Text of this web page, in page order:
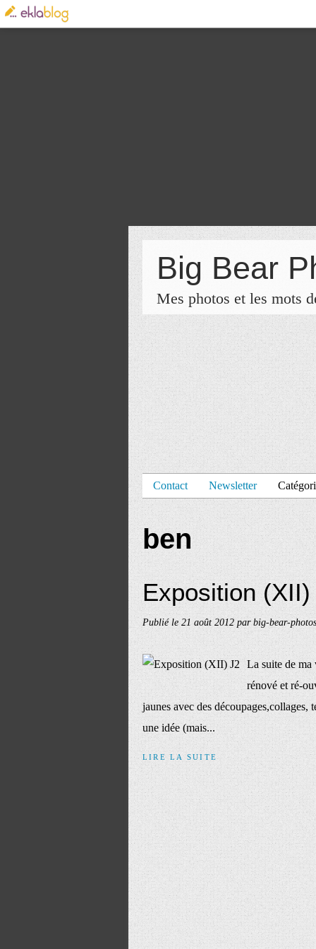
Big Bear
Mes photos et les mots
Contact Newsletter
ben
Exposition
Publié le21 août 2012par big-bear-photos
La suite de ma
rénové et ré-
jaunes avec des
une idée (mais...
LIRE LA SUITE